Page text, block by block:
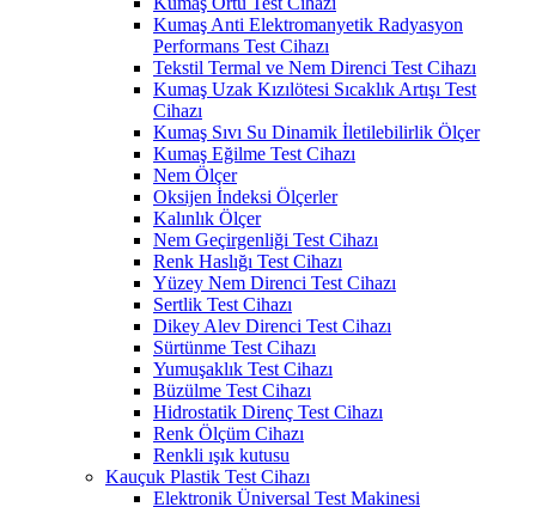
Kumaş Anti Elektromanyetik Radyasyon
Performans Test Cihazı
Tekstil Termal ve Nem Direnci Test Cihazı
Kumaş Uzak Kızılötesi Sıcaklık Artışı Test
Cihazı
Kumaş Sıvı Su Dinamik İletilebilirlik Ölçer
Kumaş Eğilme Test Cihazı
Nem Ölçer
Oksijen İndeksi Ölçerler
Kalınlık Ölçer
Nem Geçirgenliği Test Cihazı
Renk Haslığı Test Cihazı
Yüzey Nem Direnci Test Cihazı
Sertlik Test Cihazı
Dikey Alev Direnci Test Cihazı
Sürtünme Test Cihazı
Yumuşaklık Test Cihazı
Büzülme Test Cihazı
Hidrostatik Direnç Test Cihazı
Renk Ölçüm Cihazı
Renkli ışık kutusu
Kauçuk Plastik Test Cihazı
Elektronik Üniversal Test Makinesi